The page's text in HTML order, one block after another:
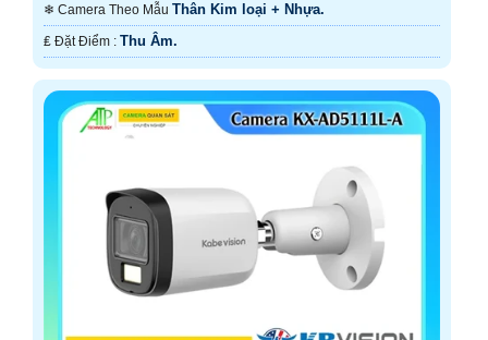
❄ Camera Theo Mẫu Thân Kim loại + Nhựa.
️₤ Đặt Điểm : Thu Âm.